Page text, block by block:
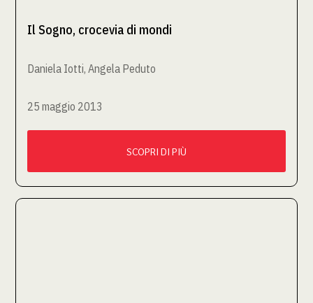
Il Sogno, crocevia di mondi
Daniela Iotti, Angela Peduto
25 maggio 2013
SCOPRI DI PIÙ